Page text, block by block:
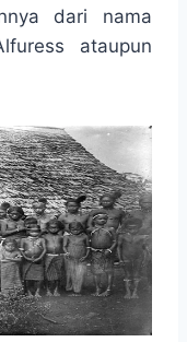
dari nama
ataupun